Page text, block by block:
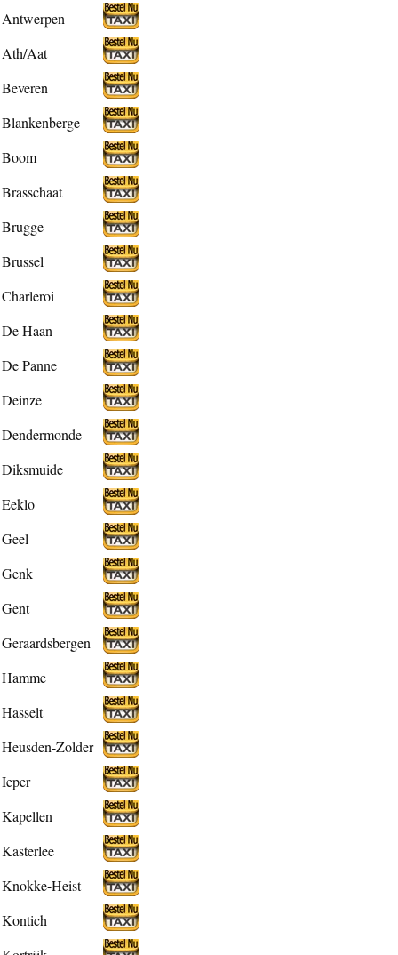
Antwerpen
Ath/Aat
Beveren
Blankenberge
Boom
Brasschaat
Brugge
Brussel
Charleroi
De Haan
De Panne
Deinze
Dendermonde
Diksmuide
Eeklo
Geel
Genk
Gent
Geraardsbergen
Hamme
Hasselt
Heusden-Zolder
Ieper
Kapellen
Kasterlee
Knokke-Heist
Kontich